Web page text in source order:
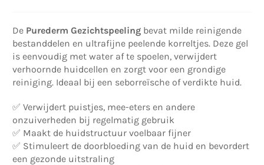
De Purederm Gezichtspeeling bevat milde reinigende
bestanddelen en ultrafijne peelende korreltjes. Deze gel
is eenvoudig met water af te spoelen, verwijdert
verhoornde huidcellen en zorgt voor een grondige
reiniging. Ideaal bij een seborreïsche of verdikte huid.
✅ Verwijdert puistjes, mee-eters en andere
onzuiverheden bij regelmatig gebruik
✅ Maakt de huidstructuur voelbaar fijner
✅ Stimuleert de doorbloeding van de huid en bevordert
een gezonde uitstraling